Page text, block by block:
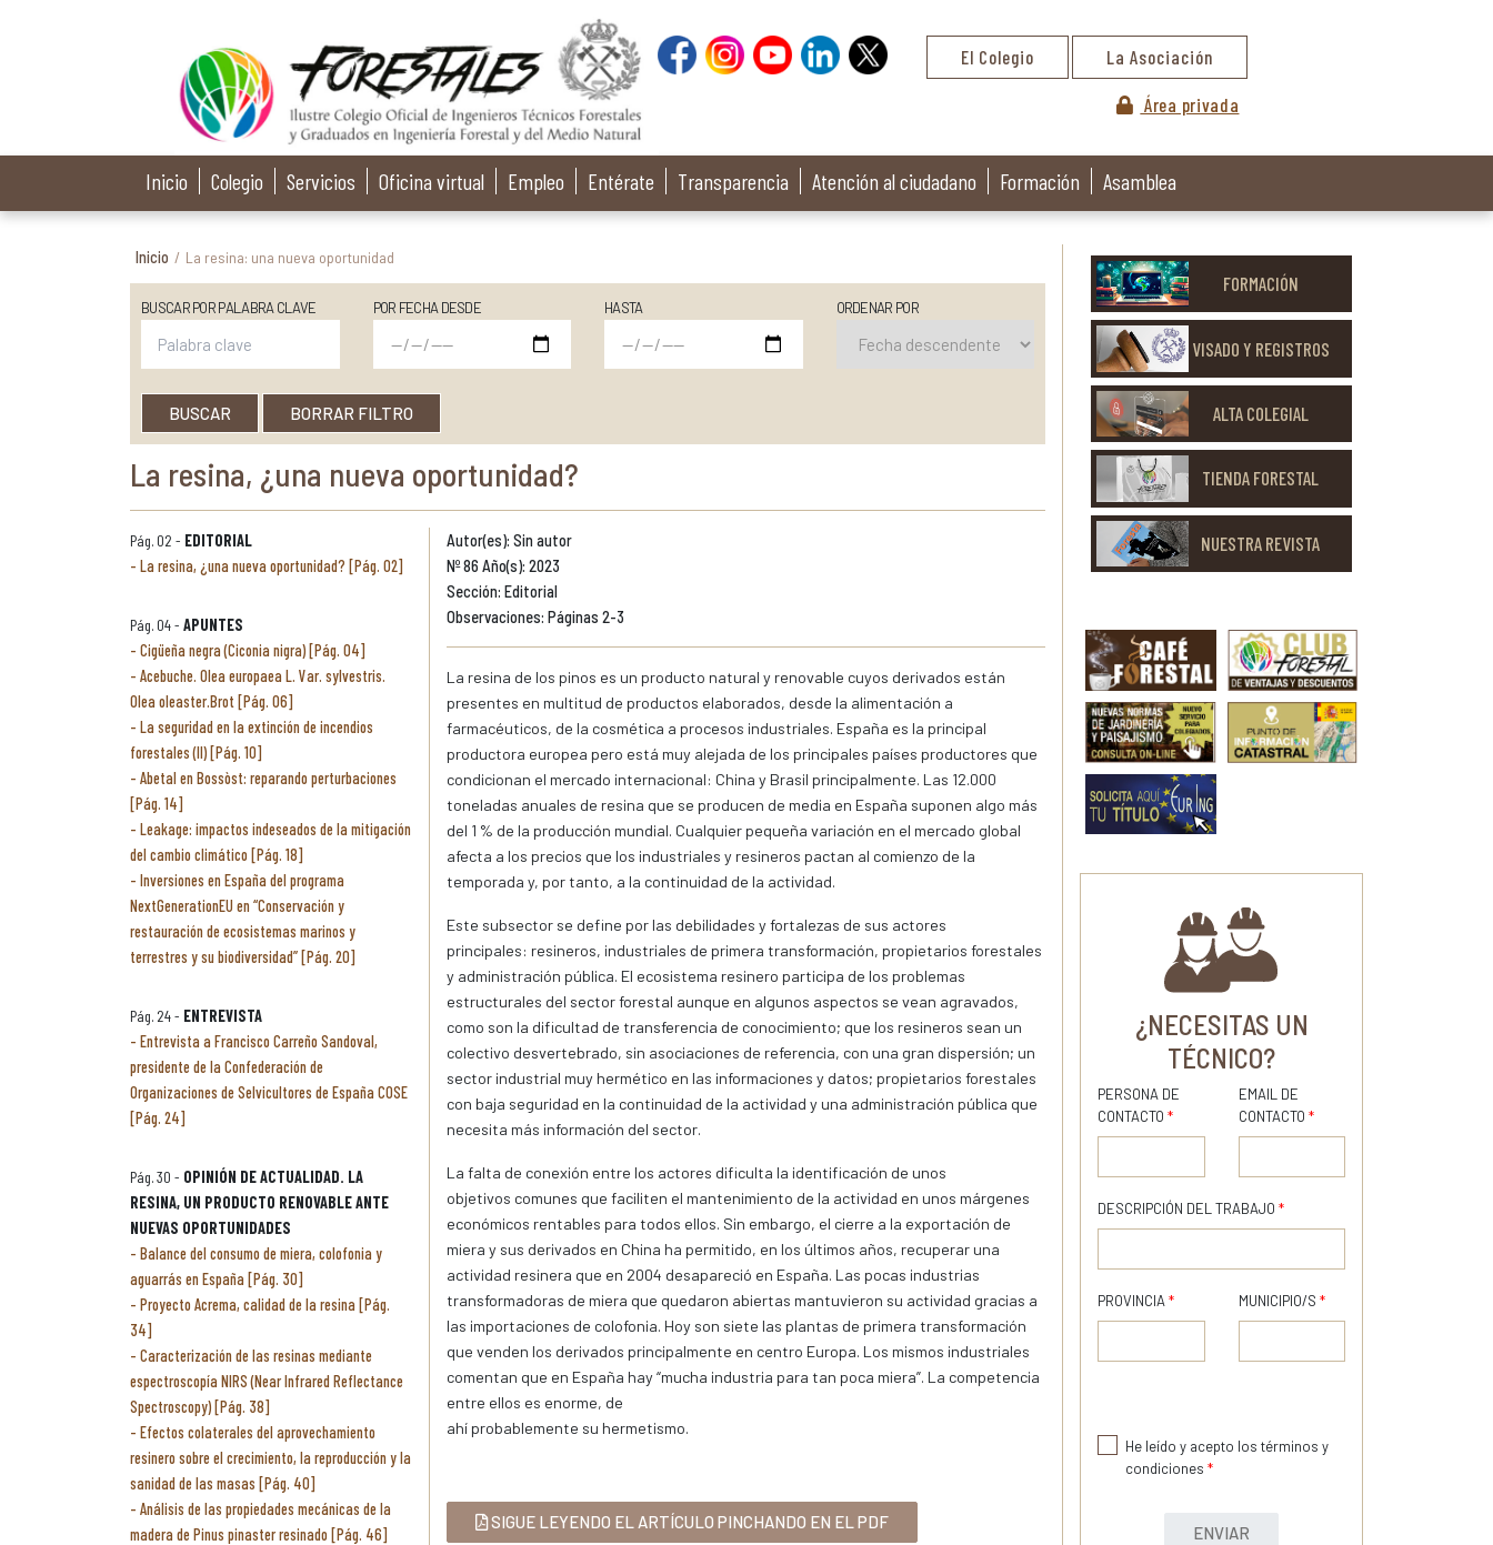
El Colegio La Asociación
Área privada
Inicio Colegio Servicios Oficina virtual Empleo Entérate Transparencia Atención al ciudadano Formación Asamblea
Inicio / La resina: una nueva oportunidad
BUSCAR POR PALABRA CLAVE POR FECHA DESDE HASTA ORDENAR POR
BUSCAR BORRAR FILTRO
La resina, ¿una nueva oportunidad?
Pág. 02 - EDITORIAL
La resina, ¿una nueva oportunidad? [Pág. 02]
Pág. 04 - APUNTES
Cigüeña negra (Ciconia nigra) [Pág. 04]
Acebuche. Olea europaea L. Var. sylvestris.
Olea oleaster.Brot [Pág. 06]
La seguridad en la extinción de incendios
forestales (II) [Pág. 10]
Abetal en Bossòst: reparando perturbaciones
[Pág. 14]
Leakage: impactos indeseados de la mitigación
del cambio climático [Pág. 18]
Inversiones en España del programa
NextGenerationEU en “Conservación y
restauración de ecosistemas marinos y
terrestres y su biodiversidad” [Pág. 20]
Pág. 24 - ENTREVISTA
Entrevista a Francisco Carreño Sandoval,
presidente de la Confederación de
Organizaciones de Selvicultores de España COSE
[Pág. 24]
Pág. 30 - OPINIÓN DE ACTUALIDAD. LA
RESINA, UN PRODUCTO RENOVABLE ANTE
NUEVAS OPORTUNIDADES
Balance del consumo de miera, colofonia y
aguarrás en España [Pág. 30]
Proyecto Acrema, calidad de la resina [Pág.
34]
Caracterización de las resinas mediante
espectroscopía NIRS (Near Infrared Reflectance
Spectroscopy) [Pág. 38]
Efectos colaterales del aprovechamiento
resinero sobre el crecimiento, la reproducción y la
sanidad de las masas [Pág. 40]
Análisis de las propiedades mecánicas de la
madera de Pinus pinaster resinado [Pág. 46]
Autor(es): Sin autor
Nº 86 Año(s): 2023
Sección: Editorial
Observaciones: Páginas 2-3
La resina de los pinos es un producto natural y renovable cuyos derivados están
presentes en multitud de productos elaborados, desde la alimentación a
farmacéuticos, de la cosmética a procesos industriales. España es la principal
productora europea pero está muy alejada de los principales países productores que
condicionan el mercado internacional: China y Brasil principalmente. Las 12.000
toneladas anuales de resina que se producen de media en España suponen algo más
del 1 % de la producción mundial. Cualquier pequeña variación en el mercado global
afecta a los precios que los industriales y resineros pactan al comienzo de la
temporada y, por tanto, a la continuidad de la actividad.
Este subsector se define por las debilidades y fortalezas de sus actores
principales: resineros, industriales de primera transformación, propietarios forestales
y administración pública. El ecosistema resinero participa de los problemas
estructurales del sector forestal aunque en algunos aspectos se vean agravados,
como son la dificultad de transferencia de conocimiento; que los resineros sean un
colectivo desvertebrado, sin asociaciones de referencia, con una gran dispersión; un
sector industrial muy hermético en las informaciones y datos; propietarios forestales
con baja seguridad en la continuidad de la actividad y una administración pública que
necesita más información del sector.
La falta de conexión entre los actores dificulta la identificación de unos
objetivos comunes que faciliten el mantenimiento de la actividad en unos márgenes
económicos rentables para todos ellos. Sin embargo, el cierre a la exportación de
miera y sus derivados en China ha permitido, en los últimos años, recuperar una
actividad resinera que en 2004 desapareció en España. Las pocas industrias
transformadoras de miera que quedaron abiertas mantuvieron su actividad gracias a
las importaciones de colofonia. Hoy son siete las plantas de primera transformación
que venden los derivados principalmente en centro Europa. Los mismos industriales
comentan que en España hay “mucha industria para tan poca miera”. La competencia
entre ellos es enorme, de
ahí probablemente su hermetismo.
SIGUE LEYENDO EL ARTÍCULO PINCHANDO EN EL PDF
FORMACIÓN
VISADO Y REGISTROS
ALTA COLEGIAL
TIENDA FORESTAL
NUESTRA REVISTA
¿NECESITAS UN
TÉCNICO?
PERSONA DE
CONTACTO *
EMAIL DE
CONTACTO *
DESCRIPCIÓN DEL TRABAJO *
PROVINCIA * MUNICIPIO/S *
He leído y acepto los términos y
condiciones *
ENVIAR